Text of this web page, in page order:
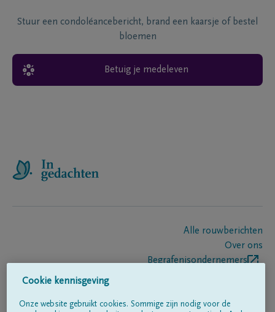
Stuur een condoléancebericht, brand een kaarsje of bestel
bloemen
Betuig je medeleven
Alle rouwberichten
Over ons
Begrafenisondernemers
Cookie kennisgeving
Onze website gebruikt cookies. Sommige zijn nodig voor de